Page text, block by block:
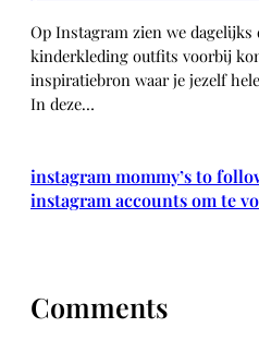
Op Instagram zien we dagelijks
kinderkleding outfits voorbij
inspiratiebron waar je jezelf
In deze…
instagram mommy’s to
instagram accounts om te
Comments